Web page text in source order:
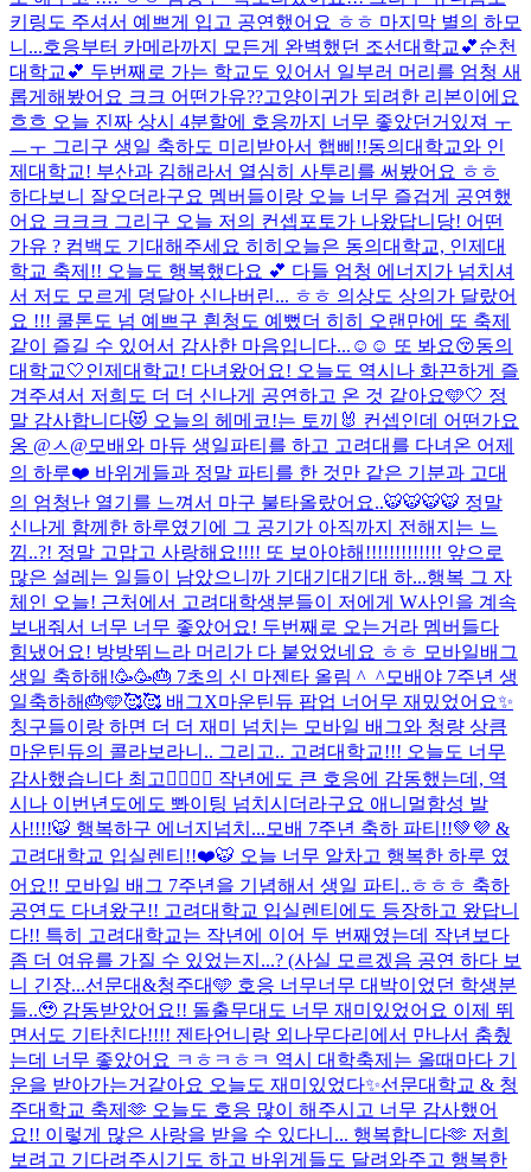
키링도 주셔서 예쁘게 입고 공연했어요 ㅎㅎ 마지막 별의 하모
니...호응부터 카메라까지 모든게 완벽했던 조선대학교💕순천
대학교💕 두번째로 가는 학교도 있어서 일부러 머리를 엄청 새
롭게해봤어요 크크 어떤가유??고양이귀가 되려한 리본이에요
흐흐 오늘 진짜 상시 4분할에 호응까지 너무 좋았던거있져 ㅜ
ㅡㅜ 그리구 생일 축하도 미리받아서 햅삐!!동의대학교와 인
제대학교! 부산과 김해라서 열심히 사투리를 써봤어요 ㅎㅎ
하다보니 잘오더라구요 멤버들이랑 오늘 너무 즐겁게 공연했
어요 크크크 그리구 오늘 저의 컨셉포토가 나왔답니당! 어떤
가유 ? 컴백도 기대해주세요 히히 오늘은 동의대학교, 인제대
학교 축제!! 오늘도 행복했다요 💕 다들 엄청 에너지가 넘치셔
서 저도 모르게 덩달아 신나버린... ㅎㅎ 의상도 상의가 달랐어
요 !!! 쿨톤도 넘 예쁘구 흰청도 예뻤더 히히 오랜만에 또 축제
같이 즐길 수 있어서 감사한 마음입니다...☺️☺️ 또 봐요😚동의
대학교🤍인제대학교! 다녀왔어요! 오늘도 역시나 화끈하게 즐
겨주셔서 저희도 더 더 신나게 공연하고 온 것 같아요🩵🤍 정
말 감사합니다😻 오늘의 헤메코!는 토끼🐰 컨셉인데 어떤가요
옹 @ㅅ@ 모배와 마듀 생일파티를 하고 고려대를 다녀온 어제
의 하루❤️ 바위게들과 정말 파티를 한 것만 같은 기분과 고대
의 엄청난 열기를 느껴서 마구 불타올랐어요..🐯🐯🐯🐯 정말
신나게 함께한 하루였기에 그 공기가 아직까지 전해지는 느
낌..?! 정말 고맙고 사랑해요!!!! 또 보아야해!!!!!!!!!!!!! 앞으로
많은 설레는 일들이 남았으니까 기대기대기대 하...행복 그 자
체인 오늘! 근처에서 고려대학생분들이 저에게 W사인을 계속
보내줘서 너무 너무 좋았어요! 두번째로 오는거라 멤버들다
힘냈어요! 방방뛰느라 머리가 다 붙었었네요 ㅎㅎ 모바일배그
생일 축하해!🥳🥳🎂 7초의 신 마젠타 올림 ^_^모배야 7주년 생
일축하해🎂🩵🥰🥰 배그X마운틴듀 팝업 너어무 재밌었어요✨
칭구들이랑 하면 더 더 재미 넘치는 모바일 배그와 청량 상큼
마운틴듀의 콜라보라니.. 그리고.. 고려대학교!!! 오늘도 너무
감사했습니다 최고❤️‍🔥❤️‍🔥 작년에도 큰 호응에 감동했는데, 역
시나 이번년도에도 뽜이팅 넘치시더라구요 애니멀함성 발
사!!!!🐯 행복하구 에너지넘치... 모배 7주년 축하 파티!!💚💜 &
고려대학교 입실렌티!!❤️🐯 오늘 너무 알차고 행복한 하루 였
어요!! 모바일 배그 7주년을 기념해서 생일 파티..ㅎㅎㅎ 축하
공연도 다녀왔구!! 고려대학교 입실렌티에도 등장하고 왔답니
다!! 특히 고려대학교는 작년에 이어 두 번째였는데 작년보다
좀 더 여유를 가질 수 있었는지...? (사실 모르겠음 공연 하다 보
니 긴장...선문대&청주대🩵 호응 너무너무 대박이었던 학생분
들..🥹 감동받았어요!! 돌출무대도 너무 재미있었어요 이제 뛰
면서도 기타친다!!!! 젠타언니랑 외나무다리에서 만나서 춤췄
는데 너무 좋았어요 ㅋㅎㅋㅎㅋ 역시 대학축제는 올때마다 기
운을 받아가는거같아요 오늘도 재미있었다✨선문대학교 & 청
주대학교 축제🫶 오늘도 호응 많이 해주시고 너무 감사했어
요!! 이렇게 많은 사랑을 받을 수 있다니... 행복합니다🫶 저희
보려고 기다려주시기도 하고 바위게들도 달려와주고 행복한